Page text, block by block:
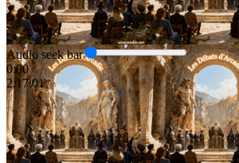
Audio seek bar
0:00
2:17:01